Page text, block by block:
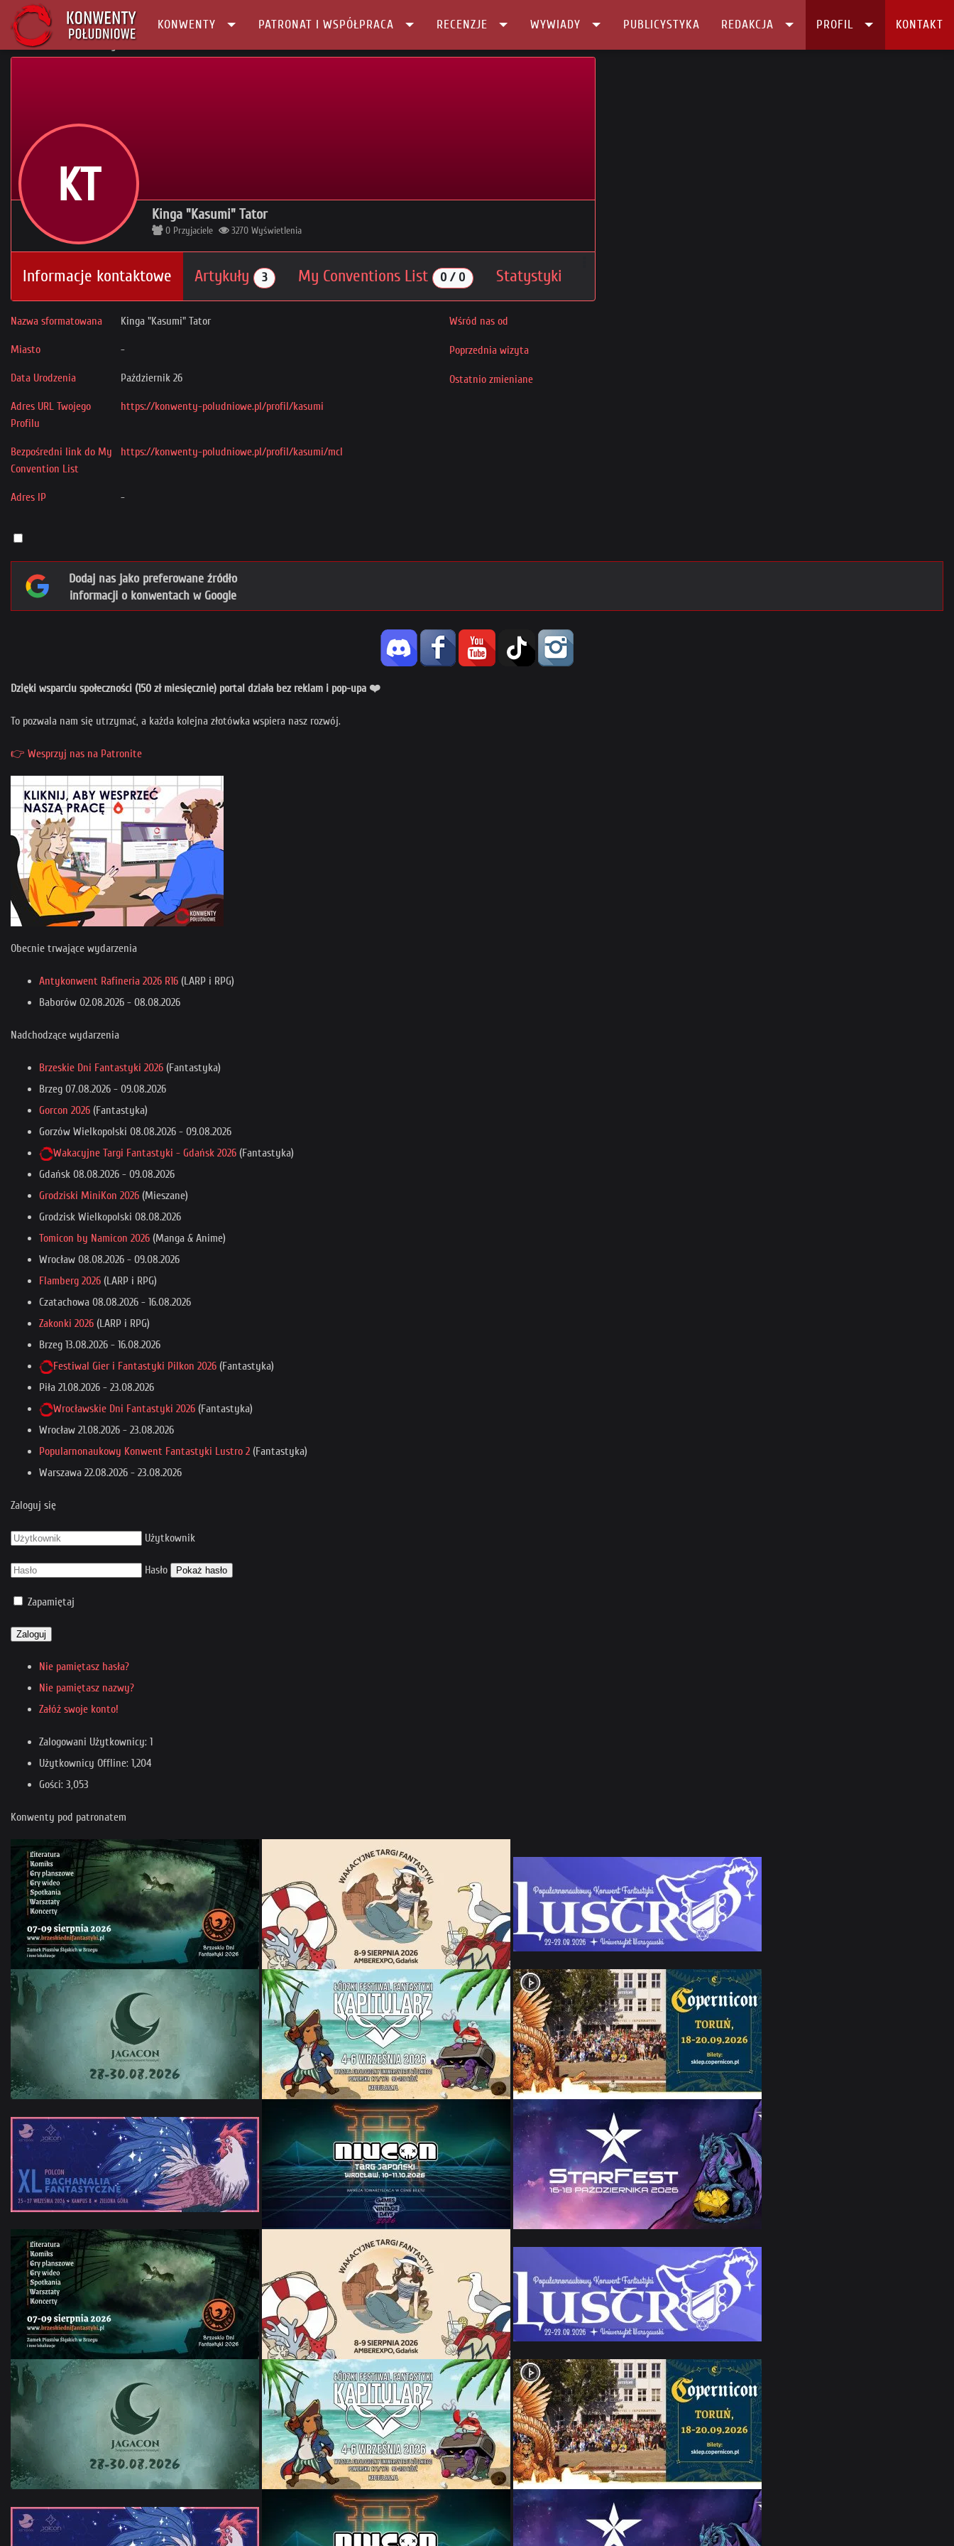
KONWENTY PATRONAT I WSPÓŁPRACA RECENZJE WYWIADY PUBLICYSTYKA REDAKCJA PROFIL KONTAKT
Główna
KT
Kinga "Kasumi" Tator
Przyjaciele
0 Wyświetlenia
3270
Informacje kontaktowe Artykuły 3 My Conventions List 0 / 0 Statystyki
Nazwa sformatowana Kinga "Kasumi" Tator
Miasto -
Data Urodzenia Październik 26
Adres URL Twojego
Profilu
https://konwenty-poludniowe.pl/profil/kasumi
Bezpośredni link do My
Convention List
https://konwenty-poludniowe.pl/profil/kasumi/mcl
Adres IP -
Wśród nas od
Poprzednia wizyta
Ostatnio zmieniane
Dodaj nas jako preferowane źródło
informacji o konwentach w Google
Dzięki wsparciu społeczności (150 zł miesięcznie) portal działa bez reklam i pop-upa ❤️
To pozwala nam się utrzymać, a każda kolejna złotówka wspiera nasz rozwój.
👉 Wesprzyj nas na Patronite
Obecnie trwające wydarzenia
Antykonwent Rafineria 2026 R16 (LARP i RPG)
Baborów 02.08.2026 - 08.08.2026
Nadchodzące wydarzenia
Brzeskie Dni Fantastyki 2026 (Fantastyka)
Brzeg 07.08.2026 - 09.08.2026
Gorcon 2026 (Fantastyka)
Gorzów Wielkopolski 08.08.2026 - 09.08.2026
Wakacyjne Targi Fantastyki - Gdańsk 2026 (Fantastyka)
Gdańsk 08.08.2026 - 09.08.2026
Grodziski MiniKon 2026 (Mieszane)
Grodzisk Wielkopolski 08.08.2026
Tomicon by Namicon 2026 (Manga & Anime)
Wrocław 08.08.2026 - 09.08.2026
Flamberg 2026 (LARP i RPG)
Czatachowa 08.08.2026 - 16.08.2026
Zakonki 2026 (LARP i RPG)
Brzeg 13.08.2026 - 16.08.2026
Festiwal Gier i Fantastyki Pilkon 2026 (Fantastyka)
Piła 21.08.2026 - 23.08.2026
Wrocławskie Dni Fantastyki 2026 (Fantastyka)
Wrocław 21.08.2026 - 23.08.2026
Popularnonaukowy Konwent Fantastyki Lustro 2 (Fantastyka)
Warszawa 22.08.2026 - 23.08.2026
Zaloguj się
Użytkownik
Hasło Pokaż hasło
Zapamiętaj
Zaloguj
Nie pamiętasz hasła?
Nie pamiętasz nazwy?
Załóż swoje konto!
Zalogowani Użytkownicy: 1
Użytkownicy Offline: 1,204
Gości: 3,053
Konwenty pod patronatem